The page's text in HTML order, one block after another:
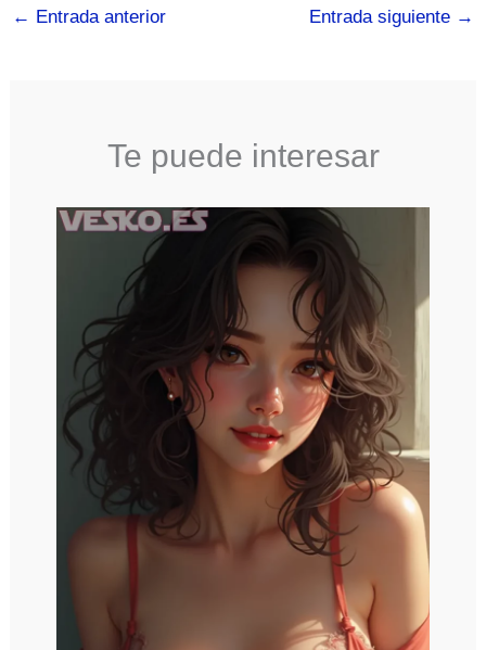
← Entrada anterior Entrada siguiente →
Te puede interesar